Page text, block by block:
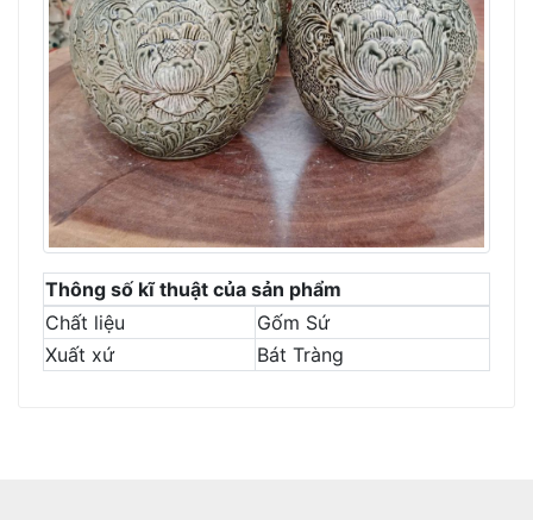
Thông số kĩ thuật của sản phẩm
Chất liệu
Gốm Sứ
Xuất xứ
Bát Tràng